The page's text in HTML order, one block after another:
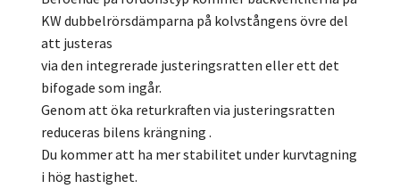
KW dubbelrörsdämparna på kolvstångens övre del
att justeras
via den integrerade justeringsratten eller ett det
bifogade som ingår.
Genom att öka returkraften via justeringsratten
reduceras bilens krängning .
Du kommer att ha mer stabilitet under kurvtagning
i hög hastighet.